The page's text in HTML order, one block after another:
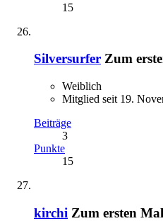
15
Silversurfer Zum
Weiblich
Mitglied seit 19.
Beiträge
3
Punkte
15
kirchi Zum ersten